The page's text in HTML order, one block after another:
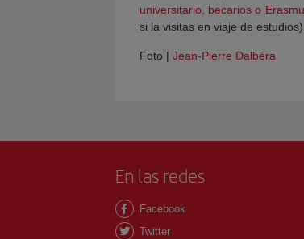
universitario, becarios o
si la visitas en viaje de estudios).
Foto | Jean-Pierre Dalbéra
En las redes
Facebook
Twitter